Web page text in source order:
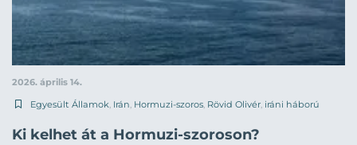
2026. április 14.
Egyesült Államok, Irán, Hormuzi-szoros, Rövid Olivér, iráni háború
Ki kelhet át a Hormuzi-szoroson?